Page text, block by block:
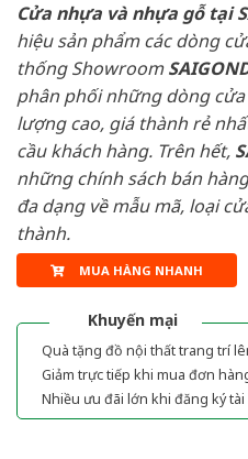
Cửa nhựa và nhựa gỗ tại
hiệu sản phẩm các dòng
thống Showroom
phân phối những dòng
lượng cao, giá thành rẻ
cầu khách hàng. Trên hết,
những chính sách bán
đa dạng về mẫu mã, loại
thành.
MUA HÀNG NHANH
Khuyến mại
Quà tặng đồ nội thất trang trí
Giảm trực tiếp khi mua đơn
Nhiều ưu đãi lớn khi đăng ký